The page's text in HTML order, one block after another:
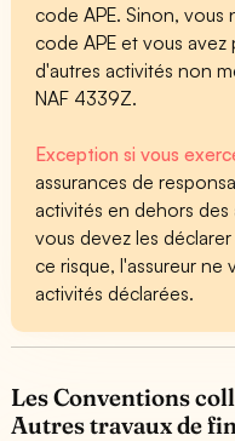
code APE. Sinon, vous
code APE et vous
d'autres activités non
NAF 4339Z.
Exception si vous
assurances de
activités en dehors
vous devez les
ce risque, l'assureur ne
activités déclarées.
Les Conventions
Autres travaux de